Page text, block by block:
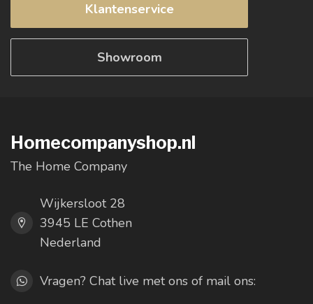
Klantenservice
Showroom
Homecompanyshop.nl
The Home Company
Wijkersloot 28
3945 LE Cothen
Nederland
Vragen? Chat live met ons of mail ons: